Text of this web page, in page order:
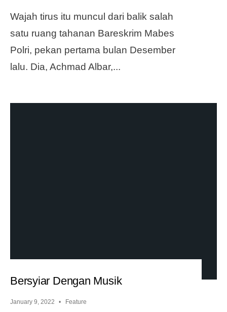
Wajah tirus itu muncul dari balik salah
satu ruang tahanan Bareskrim Mabes
Polri, pekan pertama bulan Desember
lalu. Dia, Achmad Albar,...
Bersyiar Dengan Musik
January 9, 2022 • Feature